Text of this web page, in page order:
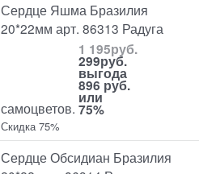
Сердце Яшма Бразилия
20*22мм арт. 86313 Радуга
самоцветов.
1 195руб.
299руб.
выгода
896 руб.
или
75%
Скидка 75%
Сердце Обсидиан Бразилия